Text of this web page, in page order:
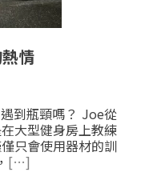
情
到瓶頸嗎？ Joe從
大型健身房上教練
只會使用器材的訓
[…]